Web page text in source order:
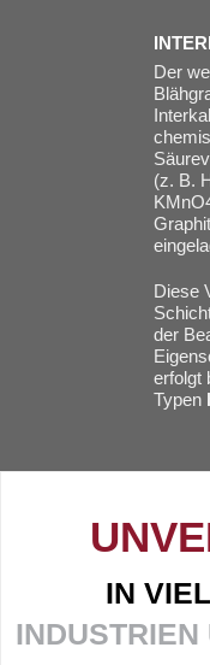
Der
(z. B.
Diese
der
erfolgt
Typen
IN
INDUSTRIEN